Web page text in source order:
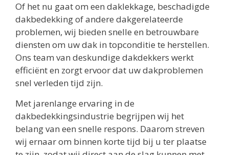
Of het nu gaat om een daklekkage, beschadigde
dakbedekking of andere dakgerelateerde
problemen, wij bieden snelle en betrouwbare
diensten om uw dak in topconditie te herstellen.
Ons team van deskundige dakdekkers werkt
efficiënt en zorgt ervoor dat uw dakproblemen
snel verleden tijd zijn.
Met jarenlange ervaring in de
dakbedekkingsindustrie begrijpen wij het
belang van een snelle respons. Daarom streven
wij ernaar om binnen korte tijd bij u ter plaatse